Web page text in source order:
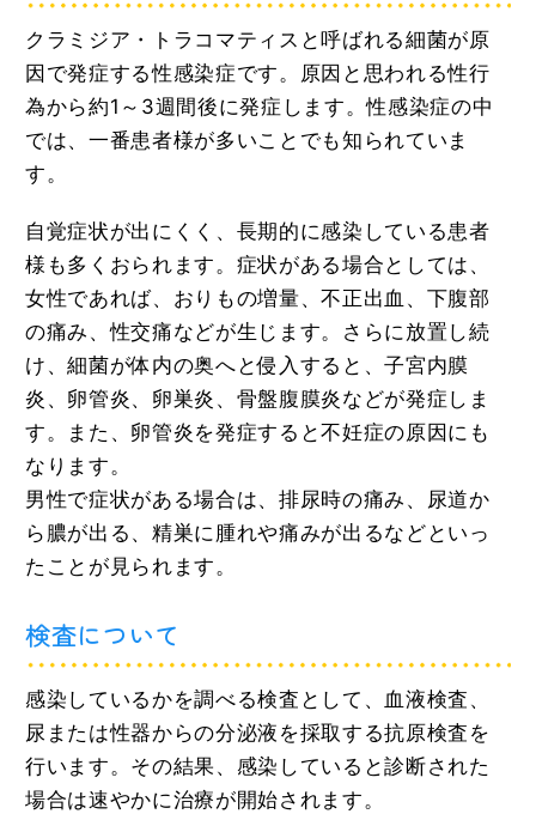
クラミジア・トラコマティスと呼ばれる細菌が原
因で発症する性感染症です。原因と思われる性行
為から約1～3週間後に発症します。性感染症の中
では、一番患者様が多いことでも知られていま
す。
自覚症状が出にくく、長期的に感染している患者
様も多くおられます。症状がある場合としては、
女性であれば、おりもの増量、不正出血、下腹部
の痛み、性交痛などが生じます。さらに放置し続
け、細菌が体内の奥へと侵入すると、子宮内膜
炎、卵管炎、卵巣炎、骨盤腹膜炎などが発症しま
す。また、卵管炎を発症すると不妊症の原因にも
なります。
男性で症状がある場合は、排尿時の痛み、尿道か
ら膿が出る、精巣に腫れや痛みが出るなどといっ
たことが見られます。
検査について
感染しているかを調べる検査として、血液検査、
尿または性器からの分泌液を採取する抗原検査を
行います。その結果、感染していると診断された
場合は速やかに治療が開始されます。